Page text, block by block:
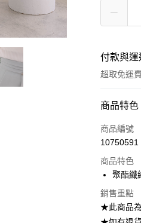
付款與
超取免運
付款方式
信用卡一
3 期 0
合作金
華南商
上海商
合作金
華南商
12 期
24 期
商品特色
商品編號
10750591
商品特色
聚酯纖
銷售重點
★此商品